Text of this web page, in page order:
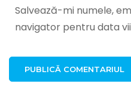
Salvează-mi numele,
navigator pentru data